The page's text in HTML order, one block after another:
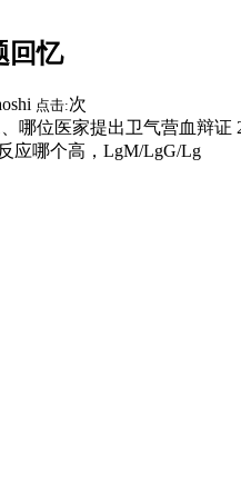
回忆
点击:次
哪位医家提出卫气营血辩
应哪个高，LgM/LgG/Lg